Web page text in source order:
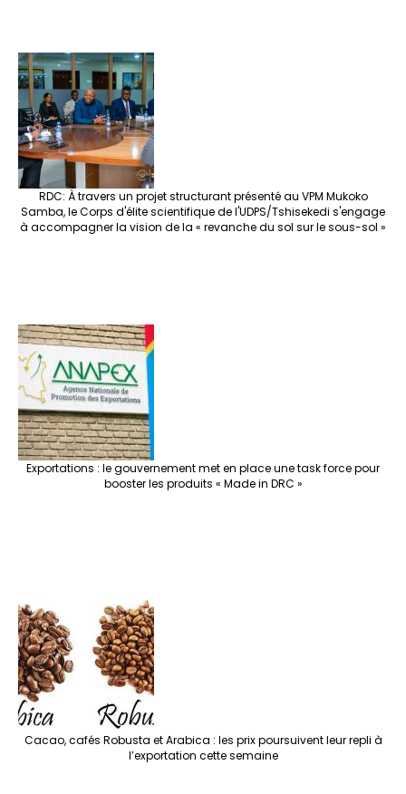
RDC: À travers un projet structurant présenté au VPM Mukoko
Samba, le Corps d'élite scientifique de l'UDPS/Tshisekedi s'engage
à accompagner la vision de la « revanche du sol sur le sous-sol »
Exportations : le gouvernement met en place une task force pour
booster les produits « Made in DRC »
Cacao, cafés Robusta et Arabica : les prix poursuivent leur repli à
l’exportation cette semaine